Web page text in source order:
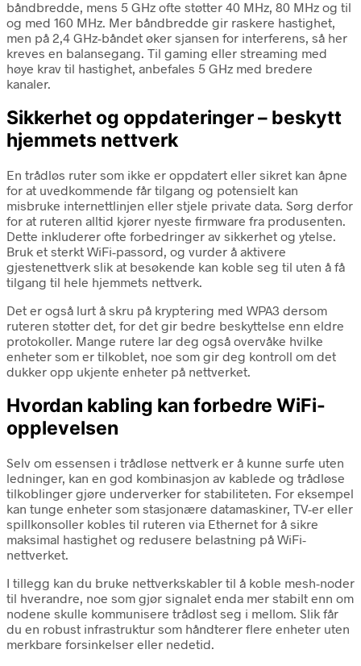
båndbredde, mens 5 GHz ofte støtter 40 MHz, 80 MHz og til
og med 160 MHz. Mer båndbredde gir raskere hastighet,
men på 2,4 GHz-båndet øker sjansen for interferens, så her
kreves en balansegang. Til gaming eller streaming med
høye krav til hastighet, anbefales 5 GHz med bredere
kanaler.
Sikkerhet og oppdateringer – beskytt
hjemmets nettverk
En trådløs ruter som ikke er oppdatert eller sikret kan åpne
for at uvedkommende får tilgang og potensielt kan
misbruke internettlinjen eller stjele private data. Sørg derfor
for at ruteren alltid kjører nyeste firmware fra produsenten.
Dette inkluderer ofte forbedringer av sikkerhet og ytelse.
Bruk et sterkt WiFi-passord, og vurder å aktivere
gjestenettverk slik at besøkende kan koble seg til uten å få
tilgang til hele hjemmets nettverk.
Det er også lurt å skru på kryptering med WPA3 dersom
ruteren støtter det, for det gir bedre beskyttelse enn eldre
protokoller. Mange rutere lar deg også overvåke hvilke
enheter som er tilkoblet, noe som gir deg kontroll om det
dukker opp ukjente enheter på nettverket.
Hvordan kabling kan forbedre WiFi-
opplevelsen
Selv om essensen i trådløse nettverk er å kunne surfe uten
ledninger, kan en god kombinasjon av kablede og trådløse
tilkoblinger gjøre underverker for stabiliteten. For eksempel
kan tunge enheter som stasjonære datamaskiner, TV-er eller
spillkonsoller kobles til ruteren via Ethernet for å sikre
maksimal hastighet og redusere belastning på WiFi-
nettverket.
I tillegg kan du bruke nettverkskabler til å koble mesh-noder
til hverandre, noe som gjør signalet enda mer stabilt enn om
nodene skulle kommunisere trådløst seg i mellom. Slik får
du en robust infrastruktur som håndterer flere enheter uten
merkbare forsinkelser eller nedetid.